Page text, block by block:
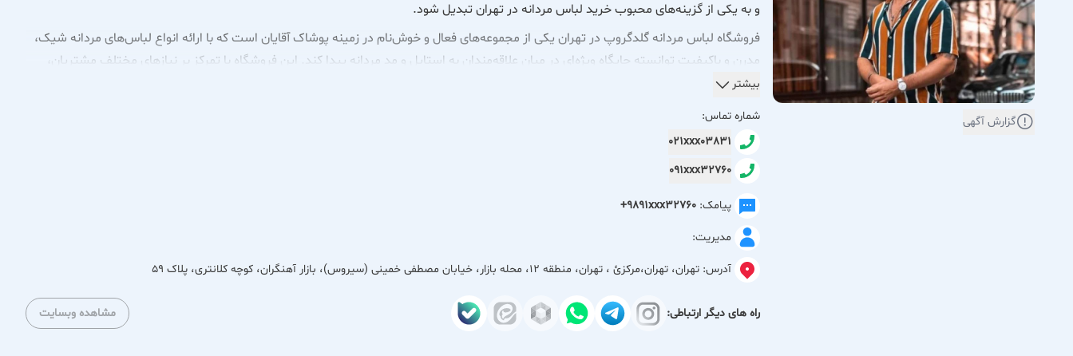
گزارش آگهی
و به یکی از گزینه‌های محبوب خرید لباس مردانه در تهران تبدیل شود.
فروشگاه لباس مردانه گلدگروپ در تهران یکی از مجموعه‌های فعال و خوش‌نام در زمینه پوشاک آقایان است که با ارائه انواع لباس‌های مردانه شیک،
مدرن و باکیفیت توانسته جایگاه ویژه‌ای در میان علاقه‌مندان به استایل و مد مردانه پیدا کند. این فروشگاه با تمرکز بر نیازهای مختلف مشتریان،
مجموعه‌ای متنوع از انواع پیراهن، تیشرت، شلوار، کت، هودی، سویشرت و اکسسوری‌های مردانه را ارائه می‌دهد تا آقایان بتوانند برای استایل روزمره،
گلدگروپ همواره تلاش می‌کند محصولات خود را مطابق با جدیدترین ترندهای روز دنیا عرضه کند و در کنار طراحی جذاب، کیفیت پارچه و دوخت را نیز
در اولویت قرار دهد. تنوع بالا در مدل‌ها و رنگ‌بندی محصولات باعث شده مشتریان با سلیقه‌های مختلف بتوانند لباس مورد نظر خود را به‌راحتی پیدا
کنند. همچنین برخورد حرفه‌ای، مشاوره مناسب در انتخاب لباس و توجه به رضایت مشتری از دیگر ویژگی‌های مثبت این مجموعه به شمار می‌رود.
اگر به دنبال خرید لباس مردانه باکیفیت، خوش‌استایل و قیمت مناسب در تهران هستید، فروشگاه گلدگروپ می‌تواند گزینه‌ای ایده‌آل برای تجربه
یک خرید مطمئن و متفاوت باشد.
بیشتر
شماره تماس:
021xxx03831
091xxx32760
پیامک: +9891xxx32760
مدیریت:
آدرس: تهران، تهران،مركزئ ، تهران، منطقه 12، محله بازار، خیابان مصطفی خمینی (سیروس)، بازار آهنگران، کوچه کلانتری، پلاک 59
راه های دیگر ارتباطی: مشاهده وبسایت